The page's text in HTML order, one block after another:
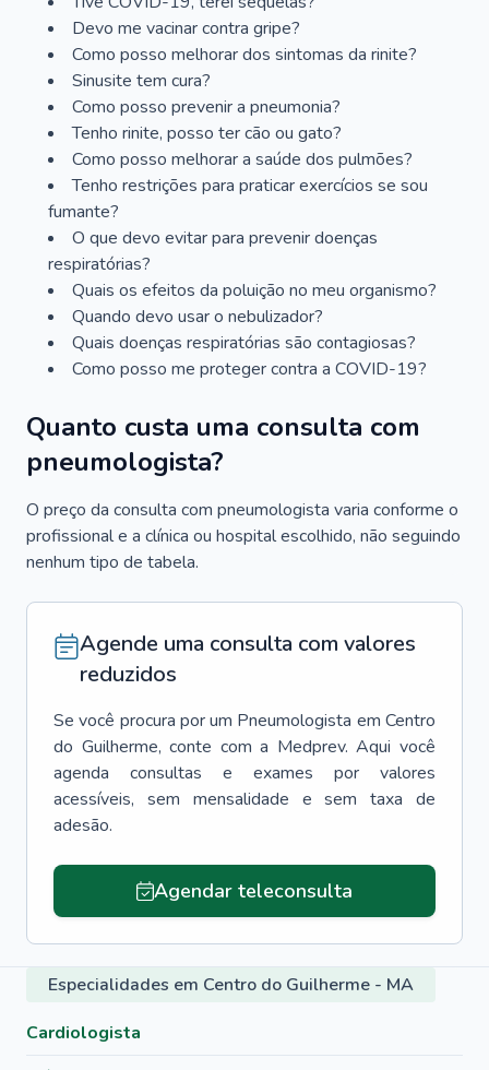
Devo me vacinar contra gripe?
Como posso melhorar dos sintomas da rinite?
Sinusite tem cura?
Como posso prevenir a pneumonia?
Tenho rinite, posso ter cão ou gato?
Como posso melhorar a saúde dos pulmões?
Tenho restrições para praticar exercícios se sou
fumante?
O que devo evitar para prevenir doenças
respiratórias?
Quais os efeitos da poluição no meu organismo?
Quando devo usar o nebulizador?
Quais doenças respiratórias são contagiosas?
Como posso me proteger contra a COVID-19?
Quanto custa uma consulta com
pneumologista?
O preço da consulta com pneumologista varia conforme o
profissional e a clínica ou hospital escolhido, não seguindo
nenhum tipo de tabela.
Agende uma consulta com valores
reduzidos
Se você procura por um Pneumologista em Centro
do Guilherme, conte com a Medprev. Aqui você
agenda consultas e exames por valores
acessíveis, sem mensalidade e sem taxa de
adesão.
Agendar teleconsulta
Especialidades em Centro do Guilherme - MA
Cardiologista